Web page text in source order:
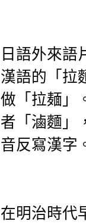
日語外來語
漢語的「拉
做「拉麺」
者「滷麵」
音反寫漢字
在明治時代